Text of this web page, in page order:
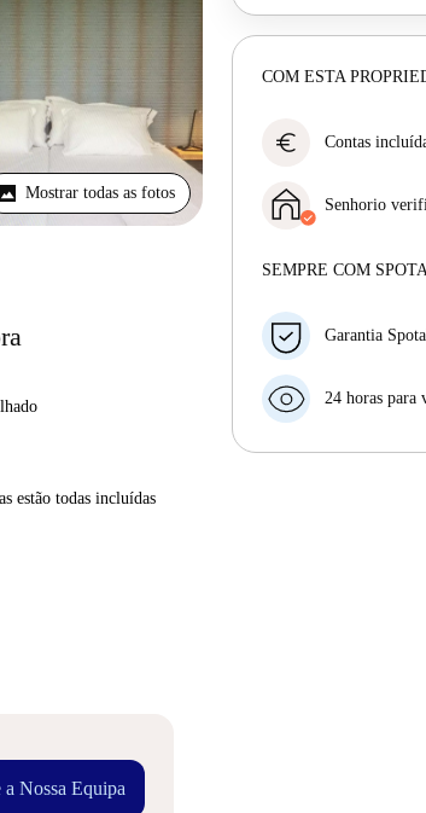
Mostrar todas as fotos
estão todas incluídas
a Nossa Equipa
COM ESTA
euro Contas
incluídas. A
para uma
Senhorio
Mais sobre este
SEMPRE COM
Garantia
antecedência,
seu dinheiro na
24 horas